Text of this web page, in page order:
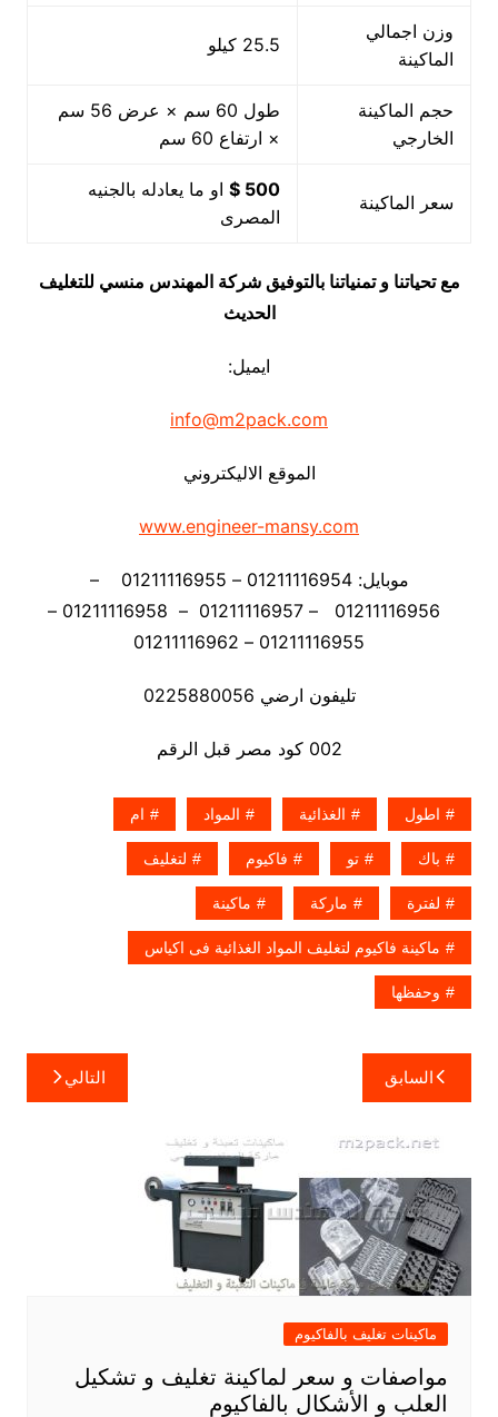
وزن اجمالي
الماكينة
25.5 كيلو
حجم الماكينة
الخارجي
طول 60 سم × عرض 56 سم
× ارتفاع 60 سم
سعر الماكينة
500 $
او ما يعادله بالجنيه
المصرى
مع تحياتنا و تمنياتنا بالتوفيق شركة المهندس منسي للتغليف
الحديث
ايميل:
info@m2pack.com
الموقع الاليكتروني
www.engineer-mansy.com
موبايل: 01211116954 – 01211116955 –
01211116956 – 01211116957 – 01211116958 –
01211116955 – 01211116962
تليفون ارضي 0225880056
002 كود مصر قبل الرقم
اطول الغذائية المواد ام
باك تو فاكيوم لتغليف
لفترة ماركة ماكينة
ماكينة فاكيوم لتغليف المواد الغذائية فى اكياس
وحفظها
تصفّح
المقالات
السابق التالي
ماكينات تغليف بالفاكيوم
مواصفات و سعر لماكينة تغليف و تشكيل
العلب و الأشكال بالفاكيوم